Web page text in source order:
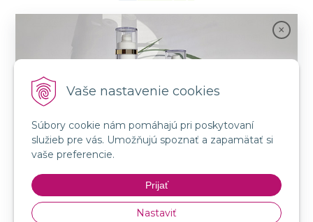
Vaše nastavenie cookies
Súbory cookie nám pomáhajú pri poskytovaní
služieb pre vás. Umožňujú spoznať a zapamätať si
vaše preferencie.
Prijať
Nastaviť
- Moderný a bezpečný systém pre platby
kartou na internete. Je jedným z najpoužívanejších
platobných brán na slovenských e-shopoch. Spĺňa
SLEDUJTE NÁS
FB: LORIN všetko pre krásu
YouTube: LORIN všetko pre krásu
Spojenie prírody a vedy s novou kozmetikou
Nakupovať